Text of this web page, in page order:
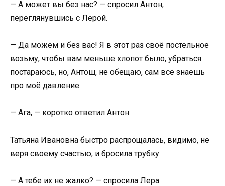
— А может вы без нас? — спросил Антон,
переглянувшись с Лерой.
— Да можем и без вас! Я в этот раз своё постельное
возьму, чтобы вам меньше хлопот было, убраться
постараюсь, но, Антош, не обещаю, сам всё знаешь
про моё давление.
— Ага, — коротко ответил Антон.
Татьяна Ивановна быстро распрощалась, видимо, не
веря своему счастью, и бросила трубку.
— А тебе их не жалко? — спросила Лера.